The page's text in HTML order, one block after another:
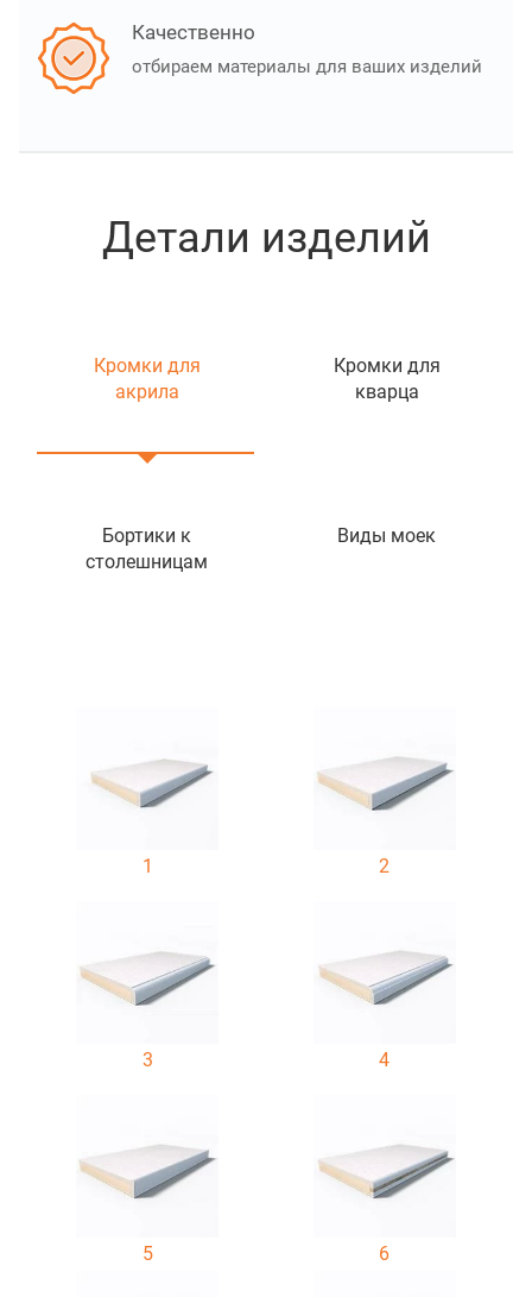
Качественно
отбираем материалы для ваших изделий
Детали изделий
Кромки для
акрила
Кромки для
кварца
Бортики к
столешницам
Виды моек
1 2
3 4
5 6